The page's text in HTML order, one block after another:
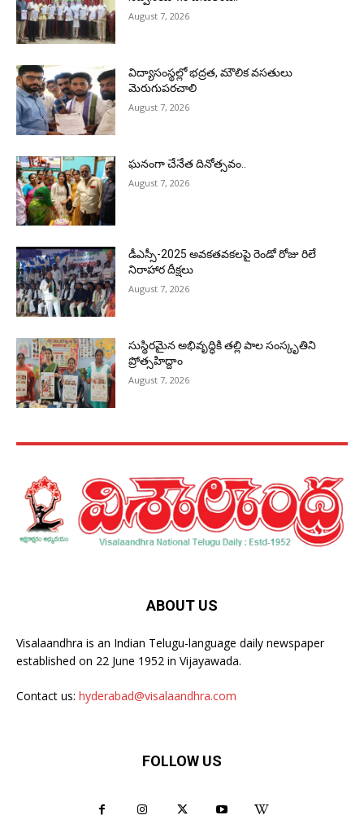
August 7, 2026
విద్యాసంస్థల్లో భద్రత, మౌలిక వసతులు
మెరుగుపరచాలి
August 7, 2026
ఘనంగా చేనేత దినోత్సవం..
August 7, 2026
డీఎస్సీ-2025 అవకతవకలపై రెండో రోజు రిలే
నిరాహార దీక్షలు
August 7, 2026
సుస్థిరమైన అభివృద్ధికి తల్లి పాల సంస్కృతిని
ప్రోత్సహిద్దాం
August 7, 2026
ABOUT US
Visalaandhra is an Indian Telugu-language daily newspaper
established on 22 June 1952 in Vijayawada.
Contact us: hyderabad@visalaandhra.com
FOLLOW US